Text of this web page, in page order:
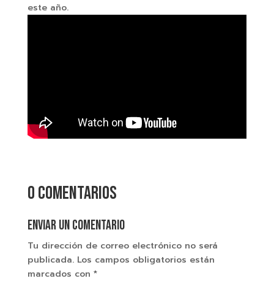
este año.
0 comentarios
Enviar un comentario
Tu dirección de correo electrónico no será
publicada. Los campos obligatorios están
marcados con *